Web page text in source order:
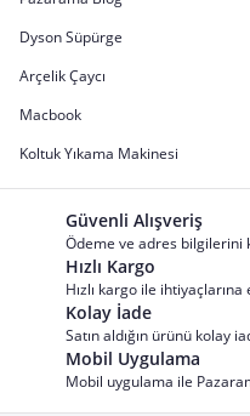
Dyson Süpürge
Arçelik Çaycı
Macbook
Koltuk Yıkama Makinesi
Güvenli Alışveriş
Ödeme ve adres bilgilerini
Hızlı Kargo
Hızlı kargo ile
Kolay İade
Satın aldığın ürünü kolay
Mobil Uygulama
Mobil uygulama ile